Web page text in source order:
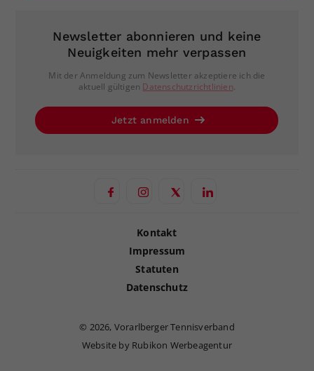
Newsletter abonnieren und keine
Neuigkeiten mehr verpassen
Mit der Anmeldung zum Newsletter akzeptiere ich die
aktuell gültigen Datenschutzrichtlinien.
Jetzt anmelden
Kontakt
Impressum
Statuten
Datenschutz
© 2026, Vorarlberger Tennisverband
Website by Rubikon Werbeagentur